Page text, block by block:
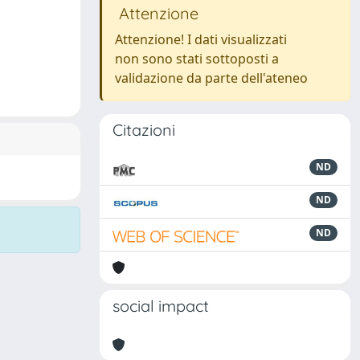
Attenzione
Attenzione! I dati visualizzati
non sono stati sottoposti a
validazione da parte dell'ateneo
Citazioni
ND
ND
ND
social impact